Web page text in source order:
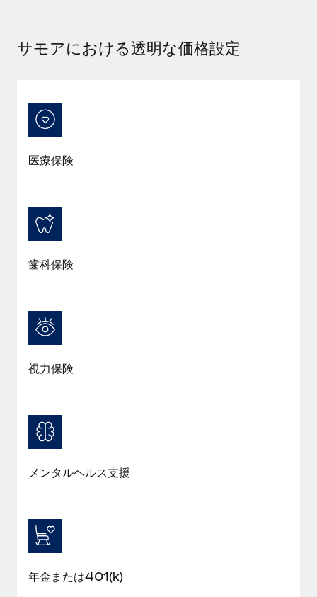
サービス
バックグラウンドチェック
候補者の選考プロセスをシンプルに
Compliance Watchtower
デバイス管理
ITデバイスを世界規模で提供・管理
法人設立
移住・転勤
従業員の異動をスムーズに
福利厚生
従業員の福利厚生を簡単に管理
Remote Build
近日リリース予定
活用事例
給与・人材情報
サポートを依頼する
すべてのリソースを表示する
グローバル給与処理
EORおよびPEO
契約社員管理
ブログを読む
ブログ
よびContractor Management Plus（契約社員管理
プラス）
業務に最適な人材を採用し、管理し、給与を支給できるようにす
詳細を見る
給与詐欺：種類、事例、ビジネスを守る方法
サモアにおける透明な価格設定
医療保険
歯科保険
視力保険
メンタルヘルス支援
年金または401(k)